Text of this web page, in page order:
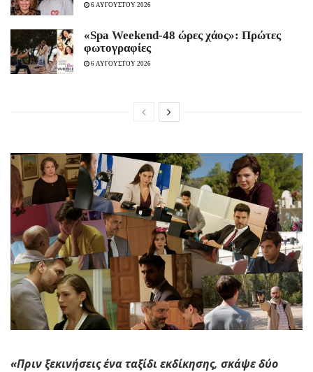
6 ΑΥΓΟΥΣΤΟΥ 2026
«Spa Weekend-48 ώρες χάος»: Πρώτες
φωτογραφίες
6 ΑΥΓΟΥΣΤΟΥ 2026
«Πριν ξεκινήσεις ένα ταξίδι εκδίκησης, σκάψε δύο